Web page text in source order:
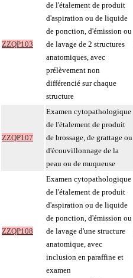
ZZQP103
de l'étalement de produit
d'aspiration ou de liquide
de ponction, d'émission ou
de lavage de 2 structures
anatomiques, avec
prélèvement non
différencié sur chaque
structure
ZZQP107
Examen cytopathologique
de l'étalement de produit
de brossage, de grattage ou
d'écouvillonnage de la
peau ou de muqueuse
ZZQP108
Examen cytopathologique
de l'étalement de produit
d'aspiration ou de liquide
de ponction, d'émission ou
de lavage d'une structure
anatomique, avec
inclusion en paraffine et
examen